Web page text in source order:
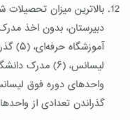
گذراندن تعدادی از واحدهای دوره